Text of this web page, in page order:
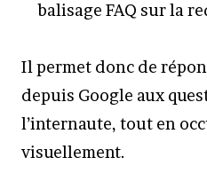
balisage FAQ sur la
Il permet donc de
depuis Google aux
l’internaute, tout en
visuellement.